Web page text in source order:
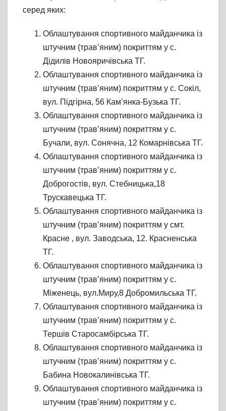
серед яких:
Облаштування спортивного майданчика із
штучним (трав’яним) покриттям у с.
Дідилів Новояричівська ТГ.
Облаштування спортивного майданчика із
штучним (трав’яним) покриттям у с. Сокіл,
вул. Підгірна, 56 Кам’янка-Бузька ТГ.
Облаштування спортивного майданчика із
штучним (трав’яним) покриттям у с.
Бучали, вул. Сонячна, 12 Комарнівська ТГ.
Облаштування спортивного майданчика із
штучним (трав’яним) покриттям у с.
Доброгостів, вул. Стебницька,18
Трускавецька ТГ.
Облаштування спортивного майданчика із
штучним (трав’яним) покриттям у смт.
Красне , вул. Заводська, 12. Красненська
ТГ.
Облаштування спортивного майданчика із
штучним (трав’яним) покриттям у с.
Міженець, вул.Миру,8 Добромильська ТГ.
Облаштування спортивного майданчика із
штучним (трав’яним) покриттям у с.
Тершів Старосамбірська ТГ.
Облаштування спортивного майданчика із
штучним (трав’яним) покриттям у с.
Бабина Новокалинівська ТГ.
Облаштування спортивного майданчика із
штучним (трав’яним) покриттям у с.